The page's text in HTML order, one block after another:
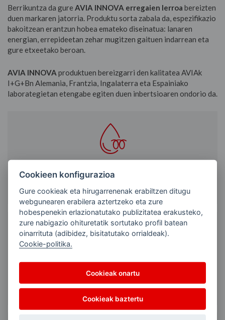
Berrikuntza da gure AVIA INNOVA erregaien lerroa bereizten
duen markaren jatorria. Produktu sorta zabala da, espezifikazio
bakoitzean erantzun hobea emateko diseinatua: lanaren
energian, errepideetan zehar mugitzen gaituen indarrean eta
gure etxeetako beroan.
AVIA INNOVA produktuen bereizgarri den kalitatea AVIAk
I+G+Bn Alemania, Frantzia, Ingalaterra eta Espainiako
laborategietan etengabe egiten duen inbertsioaren ondorio da.
GASOLIOAK
BEROKUNTZARAKO GASOLIOA
Cookieen konfigurazioa
Gure cookieak eta hirugarrenenak erabiltzen ditugu
webgunearen erabilera aztertzeko eta zure
hobespenekin erlazionatutako publizitatea erakusteko,
zure nabigazio ohituretatik sortutako profil batean
oinarrituta (adibidez, bisitatutako orrialdeak).
Cookie-politika.
Cookieak onartu
Cookieak baztertu